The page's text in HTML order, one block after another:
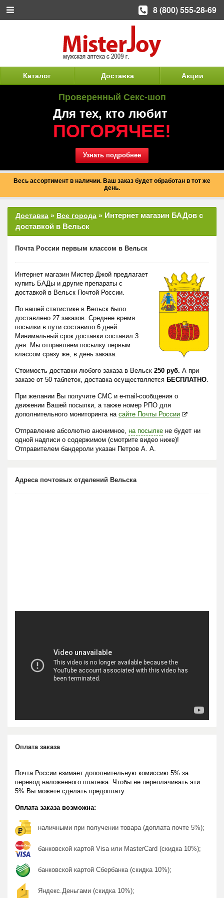
Каталог Доставка Акции
Проверенный Секс-шоп
Для тех, кто любит
ПОГОРЯЧЕЕ!
Узнать подробнее
Весь ассортимент в наличии. Ваш заказ будет обработан в тот же
день.
Доставка » Все города » Интернет магазин БАДов с
доставкой в Вельск
Почта России первым классом в Вельск
Интернет магазин Мистер Джой предлагает
купить БАДы и другие препараты с
доставкой в Вельск Почтой России.
По нашей статистике в Вельск было
доставлено 27 заказов. Среднее время
посылки в пути составило 6 дней.
Минимальный срок доставки составил 3
дня. Мы отправляем посылку первым
классом сразу же, в день заказа.
Стоимость доставки любого заказа в Вельск 250 руб. А при
заказе от 50 таблеток, доставка осуществляется БЕСПЛАТНО.
При желании Вы получите СМС и e-mail-сообщения о
движении Вашей посылки, а также номер РПО для
дополнительного мониторинга на сайте Почты России
Отправление абсолютно анонимное, на посылке не будет ни
одной надписи о содержимом (смотрите видео ниже)!
Отправителем бандероли указан Петров А. А.
Адреса почтовых отделений Вельска
Оплата заказа
Почта России взимает дополнительную комиссию 5% за
перевод наложенного платежа. Чтобы не переплачивать эти
5% Вы можете сделать предоплату.
Оплата заказа возможна:
наличными при получении товара (доплата почте 5%);
банковской картой Visa или MasterCard (скидка 10%);
банковской картой Сбербанка (скидка 10%);
Яндекс.Деньгами (скидка 10%);
8 (800) 555-28-69